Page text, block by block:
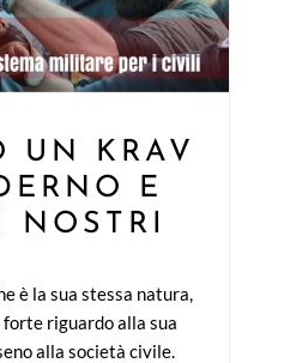
UN KRAV
E
NOSTRI
è la sua stessa natura,
riguardo alla sua
alla società civile.